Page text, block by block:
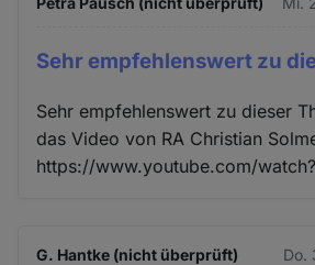
Sehr empfehlenswert zu
Sehr empfehlenswert zu dieser
das Video von RA Christian
https://www.youtube.com/
G. Hantke (nicht überprüft) Do.